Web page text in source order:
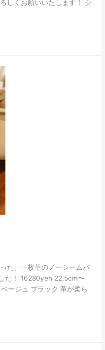
しくお願いいたします！ シ
た、一枚革のノーシームパ
た！ 16280yen 22,5cm〜
ージュ ブラック 革が柔ら